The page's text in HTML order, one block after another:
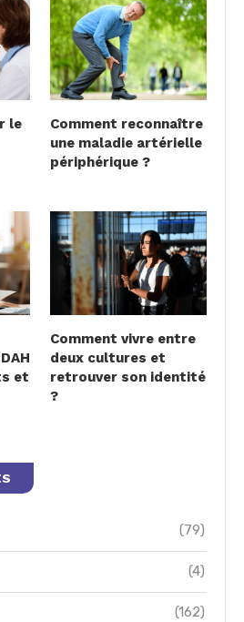
le
Comment reconnaître
une maladie artérielle
périphérique ?
et
Comment vivre entre
deux cultures et
retrouver son identité
?
(79)
(4)
(162)